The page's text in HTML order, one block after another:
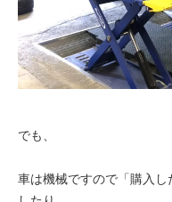
でも、
車は機械ですので「購入